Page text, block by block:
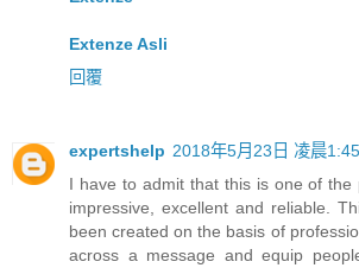
Extenze Asli
回覆
expertshelp 2018年5月23日 凌晨1:45
I have to admit that this is one of
impressive, excellent and reliable.
been created on the basis of
across a message and equip